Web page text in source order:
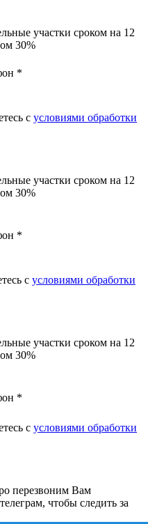
участки сроком на 12
30%
*
с условиями обработки
участки сроком на 12
30%
*
с условиями обработки
участки сроком на 12
30%
*
с условиями обработки
перезвоним Вам
чтобы следить за